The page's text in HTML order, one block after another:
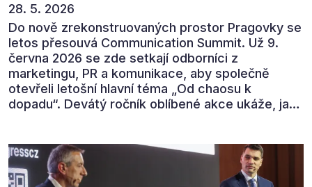
28. 5. 2026
Do nově zrekonstruovaných prostor Pragovky se
letos přesouvá Communication Summit. Už 9.
června 2026 se zde setkají odborníci z
marketingu, PR a komunikace, aby společně
otevřeli letošní hlavní téma „Od chaosu k
dopadu“. Devátý ročník oblíbené akce ukáže, jak